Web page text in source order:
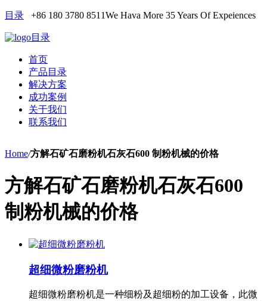
目录 +86 180 3780 8511We Hava More 35 Years Of Expeiences
目录
首页
产品目录
解决方案
成功案例
关于我们
联系我们
Home/方解石矿石磨粉机石灰石600 制粉机械的价格
方解石矿石磨粉机石灰石600
制粉机械的价格
超细微粉磨粉机
超细微粉磨粉机是一种细粉及超细粉的加工设备，此微